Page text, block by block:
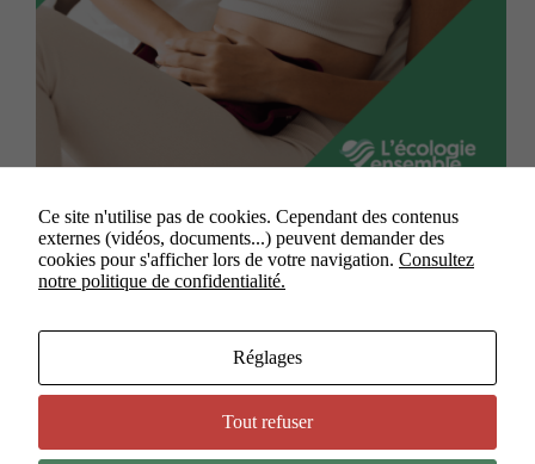
Nantes, le 19 octobre 2023 Los de la session du
Conseil régional du 19 octobre, Gaëlle Rougeron est
revenue sur la prime exceptionnelle de pouvoir
Ce site n'utilise pas de cookies. Cependant des contenus
externes (vidéos, documents...) peuvent demander des
cookies pour s'afficher lors de votre navigation. Consultez
notre politique de confidentialité.
Réglages
Tout refuser